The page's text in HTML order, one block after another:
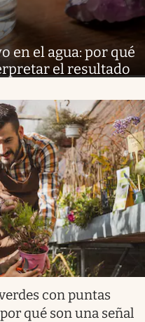
en el agua: por qué
el resultado
con puntas
qué son una señal